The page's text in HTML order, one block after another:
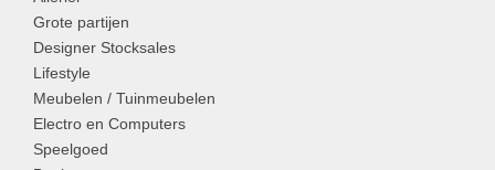
Grote partijen
Designer Stocksales
Lifestyle
Meubelen / Tuinmeubelen
Electro en Computers
Speelgoed